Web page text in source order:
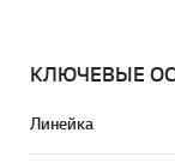
КЛЮЧЕВЫЕ
Линейка